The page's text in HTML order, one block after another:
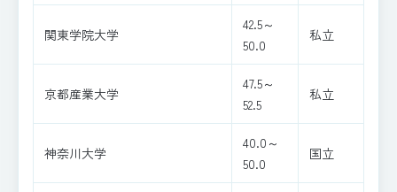
関東学院大学
42.5～
50.0
私立
京都産業大学
47.5～
52.5
私立
神奈川大学
40.0～
50.0
国立